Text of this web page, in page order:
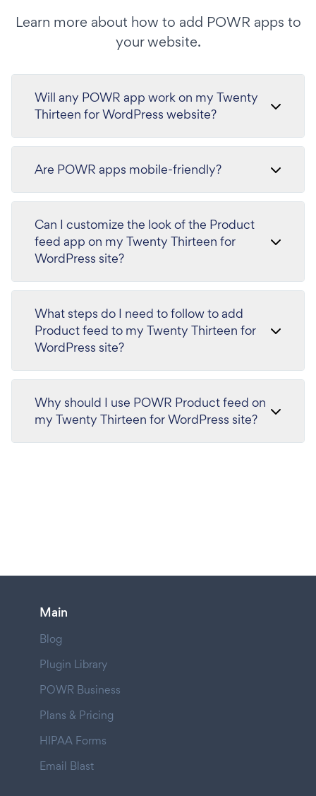
Learn more about how to add POWR apps to
your website.
Will any POWR app work on my Twenty
Thirteen for WordPress website?
Are POWR apps mobile-friendly?
Can I customize the look of the Product
feed app on my Twenty Thirteen for
WordPress site?
What steps do I need to follow to add
Product feed to my Twenty Thirteen for
WordPress site?
Why should I use POWR Product feed on
my Twenty Thirteen for WordPress site?
Main
Blog
Plugin Library
POWR Business
Plans & Pricing
HIPAA Forms
Email Blast